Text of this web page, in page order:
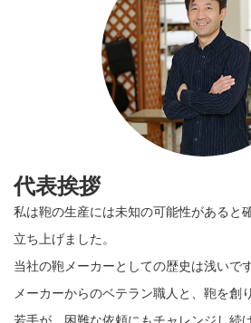
代表挨拶
私は鞄の生産には未知の可能性があると
立ち上げました。
当社の鞄メーカーとしての歴史は浅いで
メーカーからのベテラン職人と、鞄を創